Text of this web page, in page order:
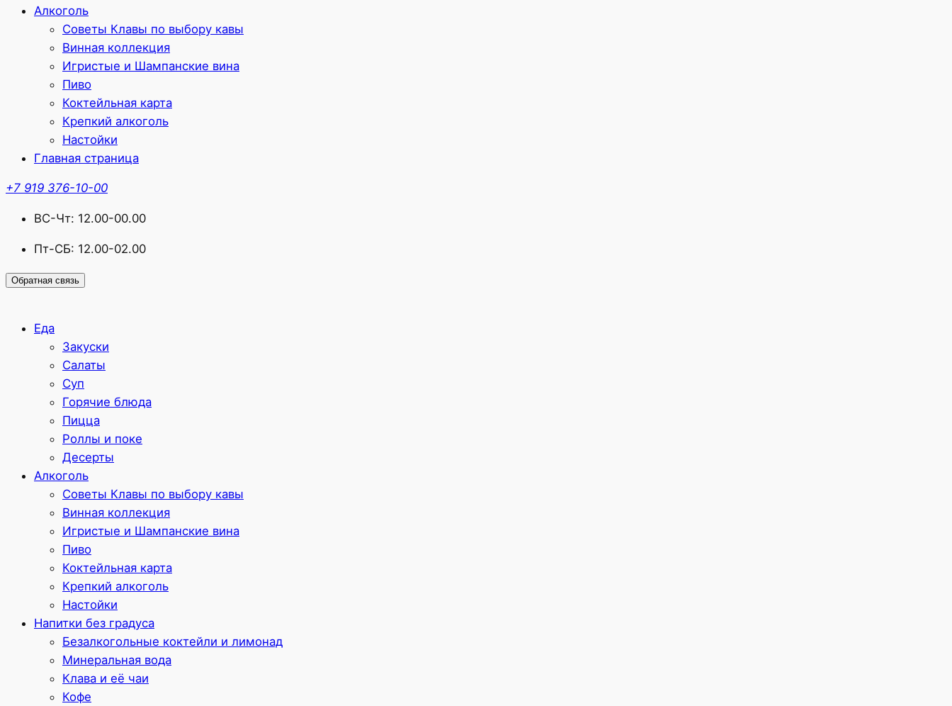
Алкоголь
Советы Клавы по выбору кавы
Винная коллекция
Игристые и Шампанские вина
Пиво
Коктейльная карта
Крепкий алкоголь
Настойки
Главная страница
+7 919 376-10-00
ВС-Чт: 12.00-00.00
Пт-СБ: 12.00-02.00
Обратная связь
Еда
Закуски
Салаты
Суп
Горячие блюда
Пицца
Роллы и поке
Десерты
Алкоголь
Советы Клавы по выбору кавы
Винная коллекция
Игристые и Шампанские вина
Пиво
Коктейльная карта
Крепкий алкоголь
Настойки
Напитки без градуса
Безалкогольные коктейли и лимонад
Минеральная вода
Клава и её чаи
Кофе